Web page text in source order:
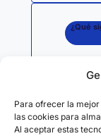
Para ofrecer la
las cookies para
Al aceptar estas
¿Qué